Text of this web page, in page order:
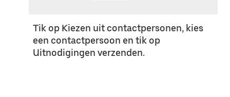
Tik op Kiezen uit contactpersonen, kies
een contactpersoon en tik op
Uitnodigingen verzenden.